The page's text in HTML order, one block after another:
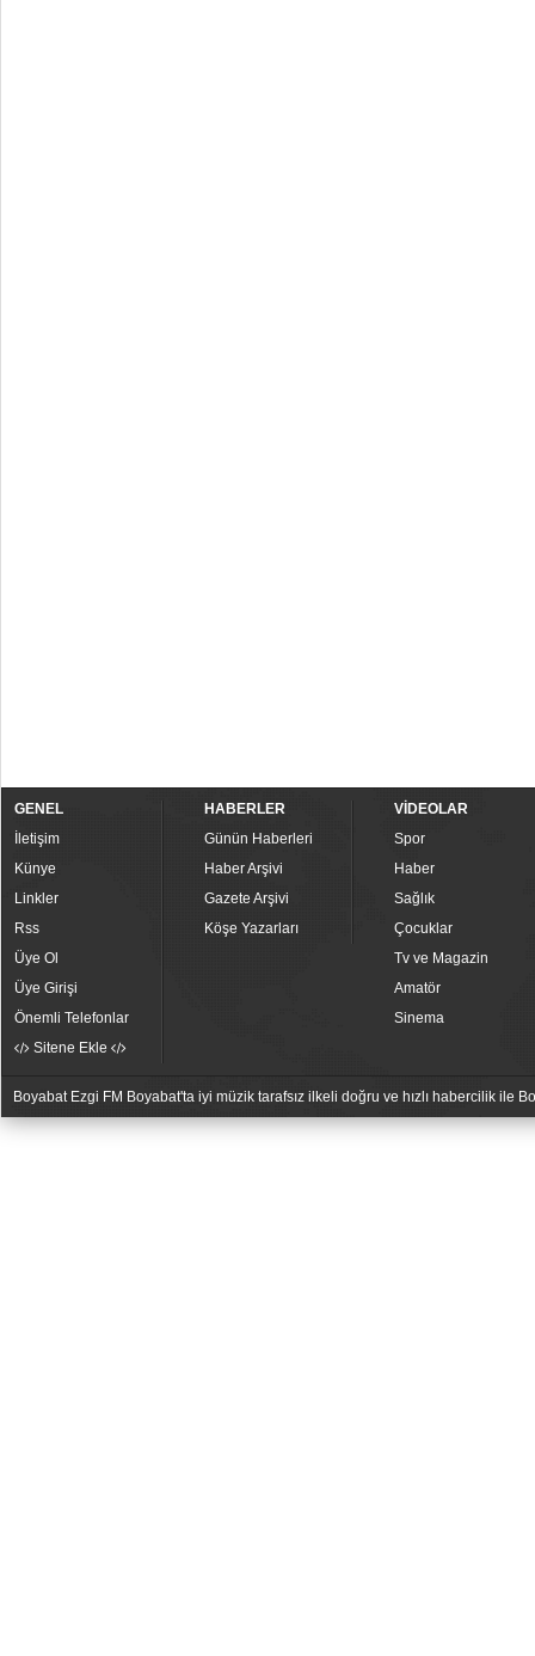
GENEL
İletişim
Künye
Linkler
Rss
Üye Ol
Üye Girişi
Önemli Telefonlar
Sitene Ekle
HABERLER
Günün Haberleri
Haber Arşivi
Gazete Arşivi
Köşe Yazarları
VİDEOLAR
Spor
Haber
Sağlık
Çocuklar
Tv ve Magazin
Amatör
Sinema
Boyabat Ezgi FM Boyabat'ta iyi müzik tarafsız ilkeli doğru ve hızlı habercilik ile